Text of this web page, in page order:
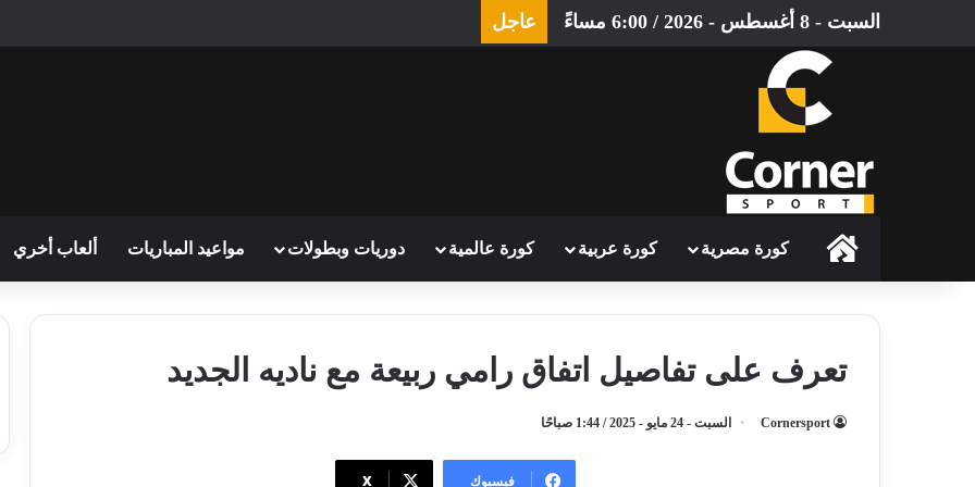
السبت - 8 أغسطس - 2026 / 6:00 مساءً عاجل
الرئيسيةكورة مصرية كورة عربية كورة عالمية دوريات وبطولات مواعيد المباريات ألعاب أخري
تعرف على تفاصيل اتفاق رامي ربيعة مع ناديه الجديد
Cornersport السبت - 24 مايو - 2025 / 1:44 صباحًا
فيسبوك ‫X